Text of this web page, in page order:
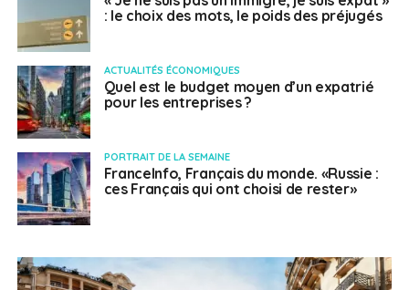
: le choix des mots, le poids des préjugés
ACTUALITÉS ÉCONOMIQUES
Quel est le budget moyen d’un expatrié
pour les entreprises ?
PORTRAIT DE LA SEMAINE
FranceInfo, Français du monde. «Russie :
ces Français qui ont choisi de rester»